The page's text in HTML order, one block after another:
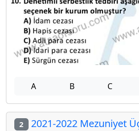
A B C
2 2021-2022 Mezuniyet